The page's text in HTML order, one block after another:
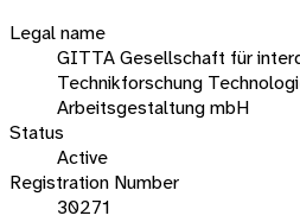
Legal name
GITTA Gesellschaft für
Technikforschung
Arbeitsgestaltung mbH
Status
Active
Registration Number
30271